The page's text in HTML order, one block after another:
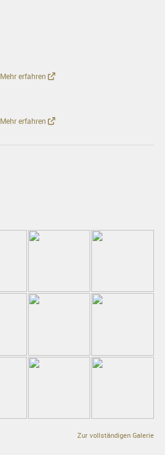
Mehr erfahren
Mehr erfahren
Zur vollständigen Galerie